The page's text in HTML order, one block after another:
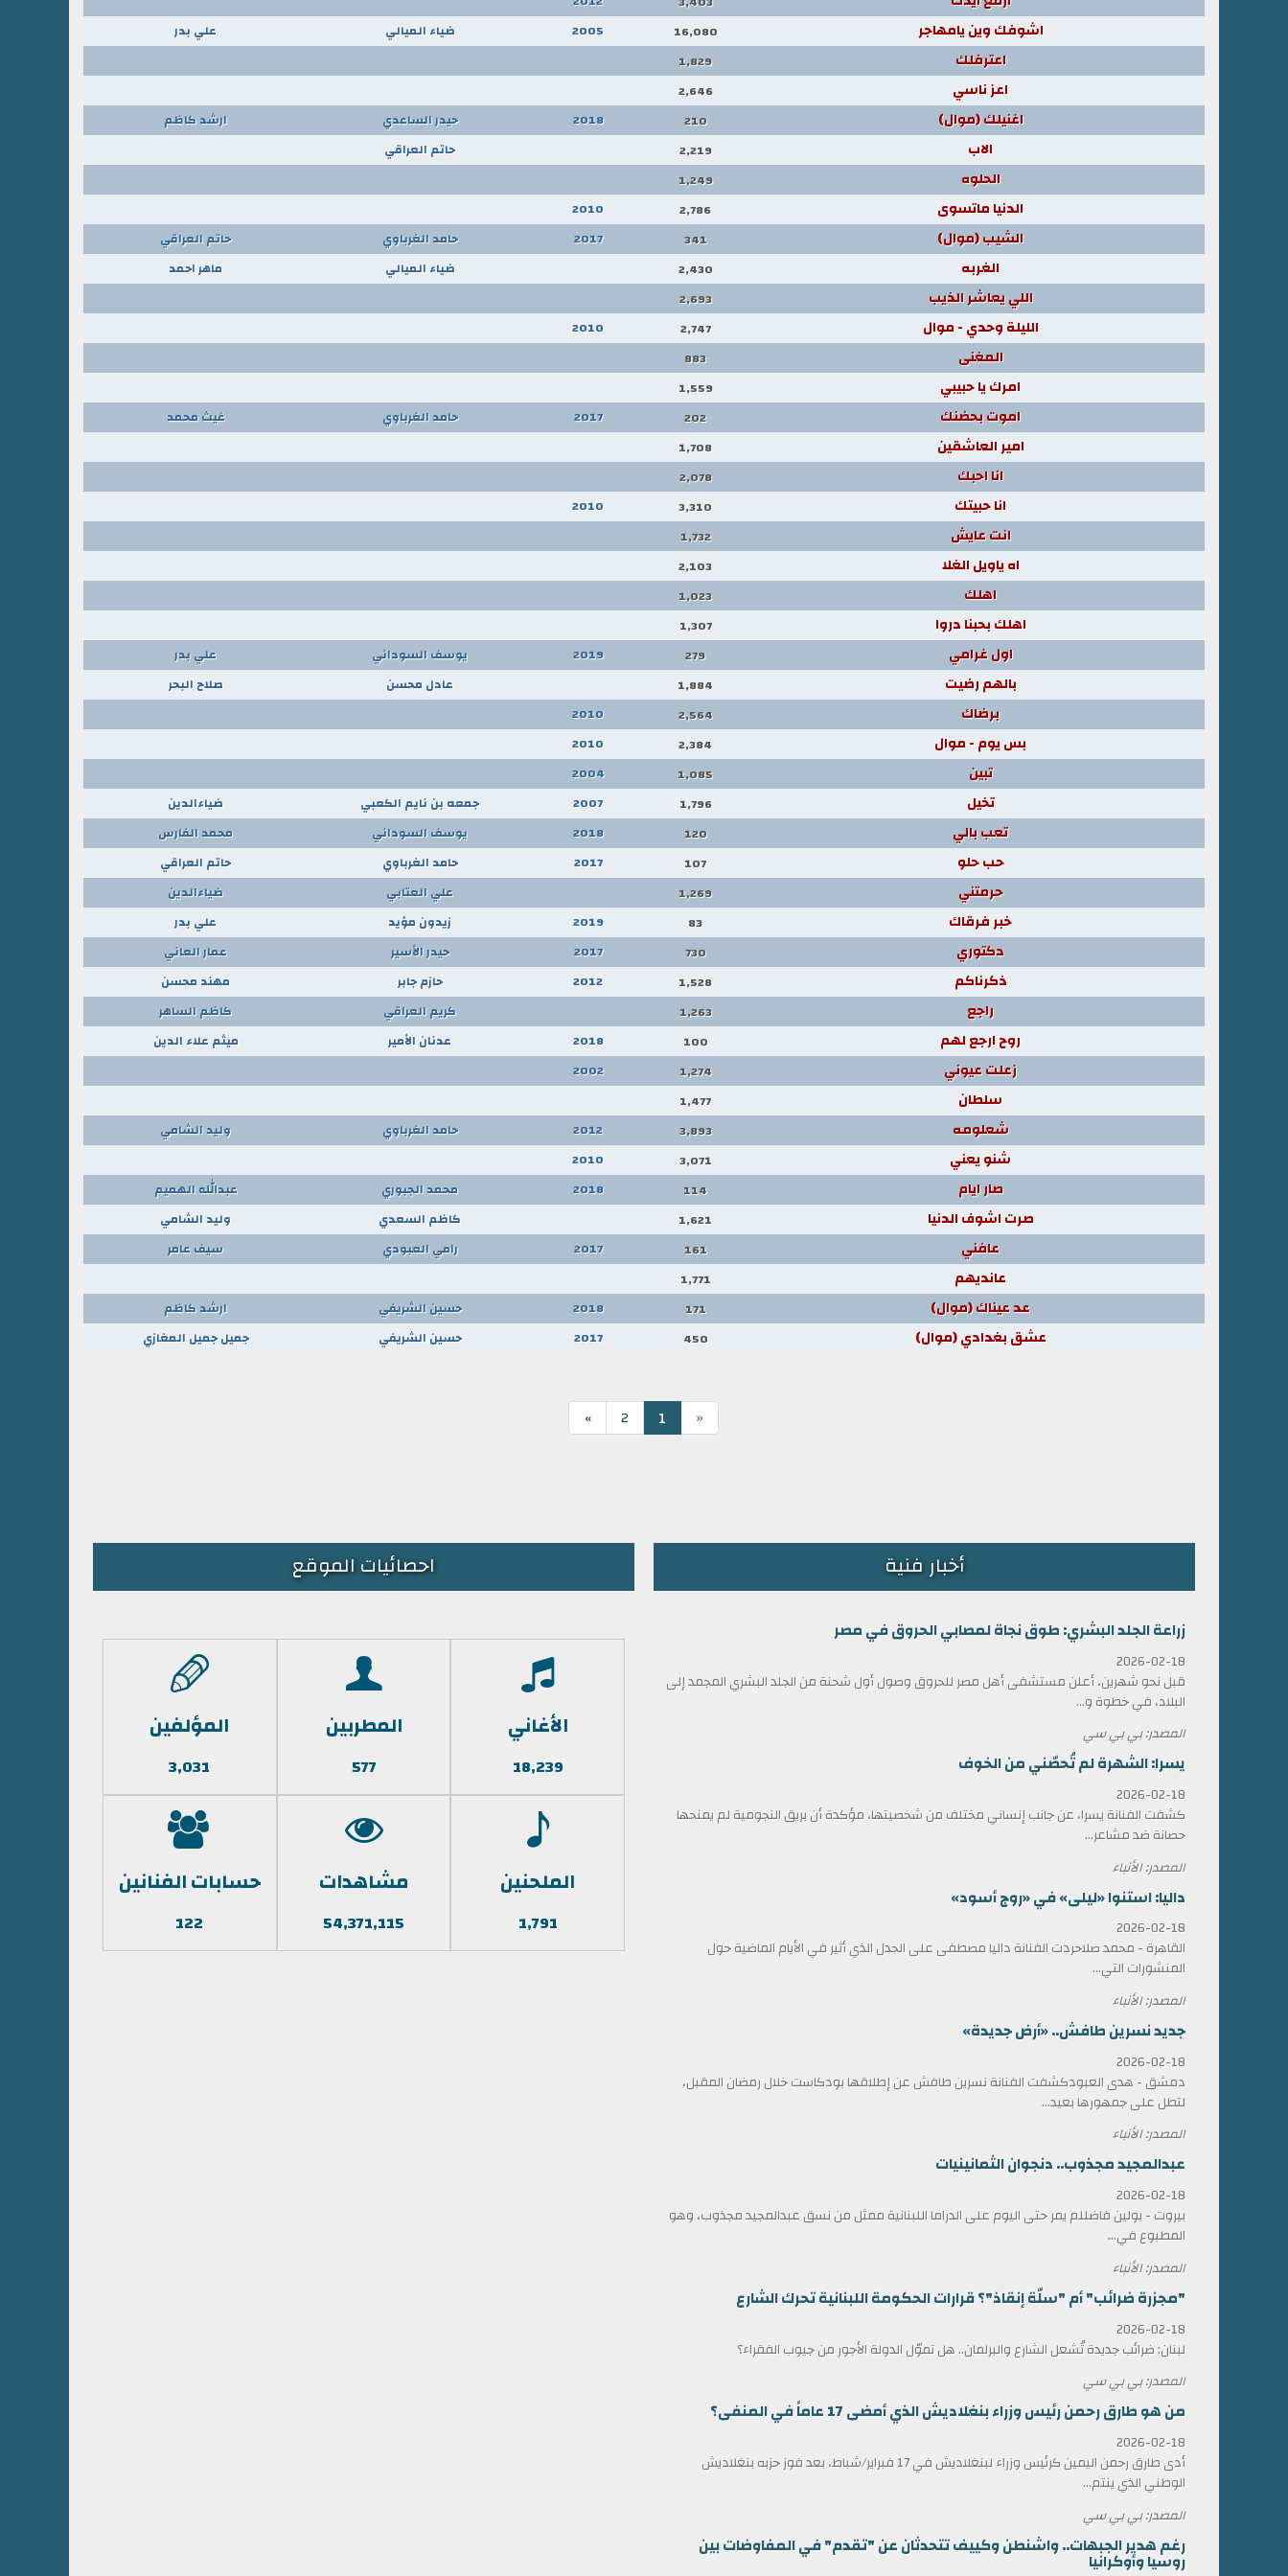
اشوفك وين يامهاجر 16,080
2005 ضياء الميالي علي بدر
اعترفلك 1,829
اعز ناسي 2,646
اغنيلك (موال) 210
2018 حيدر الساعدي ارشد كاظم
الاب 2,219 حاتم العراقي
الحلوه 1,249
الدنيا ماتسوى 2,786
2010
الشيب (موال) 341
2017 حامد الغرباوي حاتم العراقي
الغربه 2,430 ضياء الميالي ماهر احمد
اللي يعاشر الذيب 2,693
الليلة وحدي - موال 2,747
2010
المغنى 883
امرك يا حبيبي 1,559
اموت بحضنك 202
2017 حامد الغرباوي غيث محمد
امير العاشقين 1,708
انا احبك 2,078
انا حبيتك 3,310
2010
انت عايش 1,732
اه ياويل الغلا 2,103
اهلك 1,023
اهلك بحبنا دروا 1,307
اول غرامي 279
2019 يوسف السوداني علي بدر
بالهم رضيت 1,884 عادل محسن صلاح البحر
برضاك 2,564
2010
بس يوم - موال 2,384
2010
تبين 1,085
2004
تخيل 1,796
2007 جمعه بن نايم الكعبي ضياءالدين
تعب بالي 120
2018 يوسف السوداني محمد الفارس
حب حلو 107
2017 حامد الغرباوي حاتم العراقي
حرمتني 1,269 علي العتابي ضياءالدين
خبر فرقاك 83
2019 زيدون مؤيد علي بدر
دكتوري 730
2017 حيدر الأسير عمار العاني
ذكرناكم 1,528
2012 حازم جابر مهند محسن
راجع 1,263 كريم العراقي كاظم الساهر
روح ارجع لهم 100
2018 عدنان الأمير ميثم علاء الدين
زعلت عيوني 1,274
2002
سلطان 1,477
شعلومه 3,893
2012 حامد الغرباوي وليد الشامي
شنو يعني 3,071
2010
صار ايام 114
2018 محمد الجبوري عبدالله الهميم
صرت اشوف الدنيا 1,621 كاظم السعدي وليد الشامي
عافني 161
2017 رامي العبودي سيف عامر
عانديهم 1,771
عد عيناك (موال) 171
2018 حسين الشريفي ارشد كاظم
عشق بغدادي (موال) 450
2017 حسين الشريفي جميل جميل المغازي
«
1
2
»
أخبار فنية
زراعة الجلد البشري: طوق نجاة لمصابي الحروق في مصر
2026-02-18
قبل نحو شهرين، أعلن مستشفى أهل مصر للحروق وصول أول شحنة من الجلد البشري المجمد إلى
البلاد، في خطوة و...
المصدر: بي بي سي
يسرا: الشهرة لم تُحصّني من الخوف
2026-02-18
كشفت الفنانة يسرا، عن جانب إنساني مختلف من شخصيتها، مؤكدة أن بريق النجومية لم يمنحها
حصانة ضد مشاعر...
المصدر: الأنباء
داليا: استنوا «ليلى» في «روج أسود»
2026-02-18
القاهرة - محمد صلاحردت الفنانة داليا مصطفى على الجدل الذي أثير في الأيام الماضية حول
المنشورات التي...
المصدر: الأنباء
جديد نسرين طافش.. «أرض جديدة»
2026-02-18
دمشق - هدى العبودكشفت الفنانة نسرين طافش عن إطلاقها بودكاست خلال رمضان المقبل،
لتطل على جمهورها بعيد...
المصدر: الأنباء
عبدالمجيد مجذوب.. دنجوان الثمانينيات
2026-02-18
بيروت - بولين فاضللم يمر حتى اليوم على الدراما اللبنانية ممثل من نسق عبدالمجيد مجذوب، وهو
المطبوع في...
المصدر: الأنباء
"مجزرة ضرائب" أم "سلّة إنقاذ"؟ قرارات الحكومة اللبنانية تحرك الشارع
2026-02-18
لبنان: ضرائب جديدة تُشعل الشارع والبرلمان.. هل تموّل الدولة الأجور من جيوب الفقراء؟
المصدر: بي بي سي
من هو طارق رحمن رئيس وزراء بنغلاديش الذي أمضى 17 عاماً في المنفى؟
2026-02-18
أدى طارق رحمن اليمين كرئيس وزراء لبنغلاديش في 17 فبراير/شباط، بعد فوز حزبه بنغلاديش
الوطني الذي ينتم...
المصدر: بي بي سي
رغم هدير الجبهات.. واشنطن وكييف تتحدثان عن "تقدم" في المفاوضات بين
روسيا وأوكرانيا
احصائيات الموقع
الأغاني
18,239
المطربين
577
المؤلفين
3,031
الملحنين
1,791
مشاهدات
54,371,115
حسابات الفنانين
122